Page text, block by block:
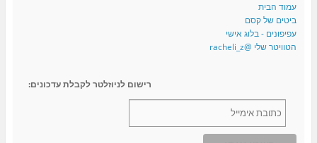
עמוד הבית
ביטים של קסם
עפיפונים - בלוג אישי
הטוויטר שלי @racheli_z
רישום לניוזלטר לקבלת עדכונים: